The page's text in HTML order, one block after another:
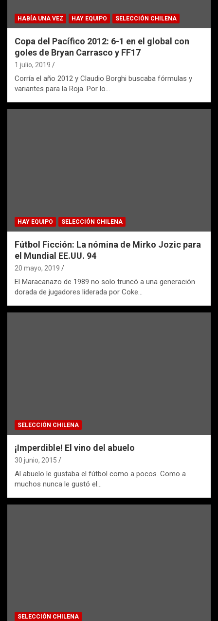
HABÍA UNA VEZ HAY EQUIPO SELECCIÓN CHILENA
Copa del Pacífico 2012: 6-1 en el global con
goles de Bryan Carrasco y FF17
1 julio, 2019
Corría el año 2012 y Claudio Borghi buscaba fórmulas y
variantes para la Roja. Por lo…
HAY EQUIPO SELECCIÓN CHILENA
Fútbol Ficción: La nómina de Mirko Jozic para
el Mundial EE.UU. 94
20 mayo, 2019
El Maracanazo de 1989 no solo truncó a una generación
dorada de jugadores liderada por Coke…
SELECCIÓN CHILENA
¡Imperdible! El vino del abuelo
30 junio, 2015
Al abuelo le gustaba el fútbol como a pocos. Como a
muchos nunca le gustó el…
SELECCIÓN CHILENA